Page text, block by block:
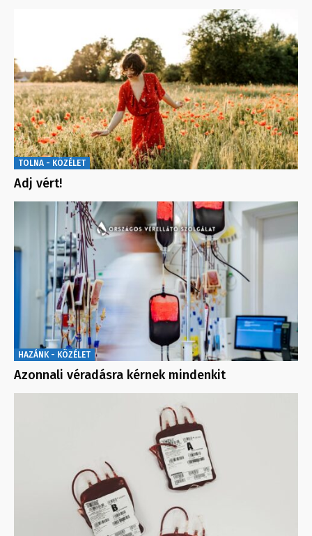
TOLNA - KÖZÉLET
Adj vért!
HAZÁNK - KÖZÉLET
Azonnali véradásra kérnek mindenkit